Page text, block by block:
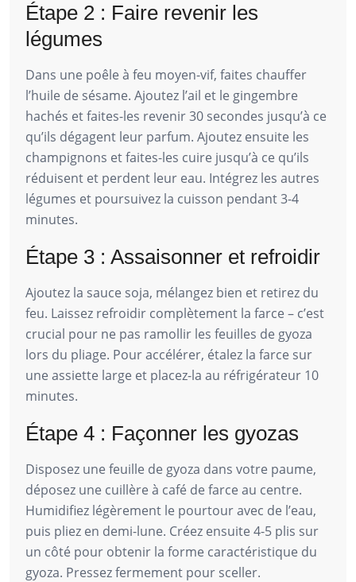
Étape 2 : Faire revenir les
légumes
Dans une poêle à feu moyen-vif, faites chauffer
l’huile de sésame. Ajoutez l’ail et le gingembre
hachés et faites-les revenir 30 secondes jusqu’à ce
qu’ils dégagent leur parfum. Ajoutez ensuite les
champignons et faites-les cuire jusqu’à ce qu’ils
réduisent et perdent leur eau. Intégrez les autres
légumes et poursuivez la cuisson pendant 3-4
minutes.
Étape 3 : Assaisonner et refroidir
Ajoutez la sauce soja, mélangez bien et retirez du
feu. Laissez refroidir complètement la farce – c’est
crucial pour ne pas ramollir les feuilles de gyoza
lors du pliage. Pour accélérer, étalez la farce sur
une assiette large et placez-la au réfrigérateur 10
minutes.
Étape 4 : Façonner les gyozas
Disposez une feuille de gyoza dans votre paume,
déposez une cuillère à café de farce au centre.
Humidifiez légèrement le pourtour avec de l’eau,
puis pliez en demi-lune. Créez ensuite 4-5 plis sur
un côté pour obtenir la forme caractéristique du
gyoza. Pressez fermement pour sceller.